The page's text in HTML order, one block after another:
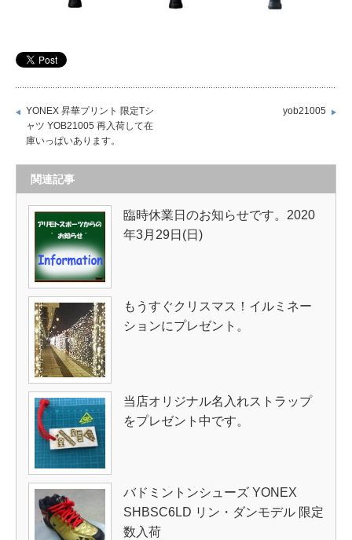
YONEX 昇華プリント 限定Tシ
ャツ YOB21005 再入荷して在
庫いっぱいあります。
yob21005
関連記事
臨時休業日のお知らせです。2020
年3月29日(日)
もうすぐクリスマス！イルミネー
ションにプレゼント。
当店オリジナル名入れストラップ
をプレゼント中です。
バドミントンシューズ YONEX
SHBSC6LD リン・ダンモデル 限定
数入荷